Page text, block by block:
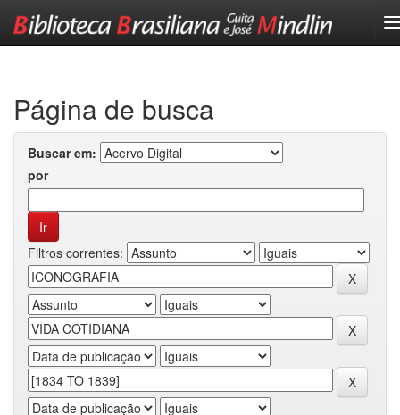
Página de busca
Buscar em:
por
Filtros correntes: